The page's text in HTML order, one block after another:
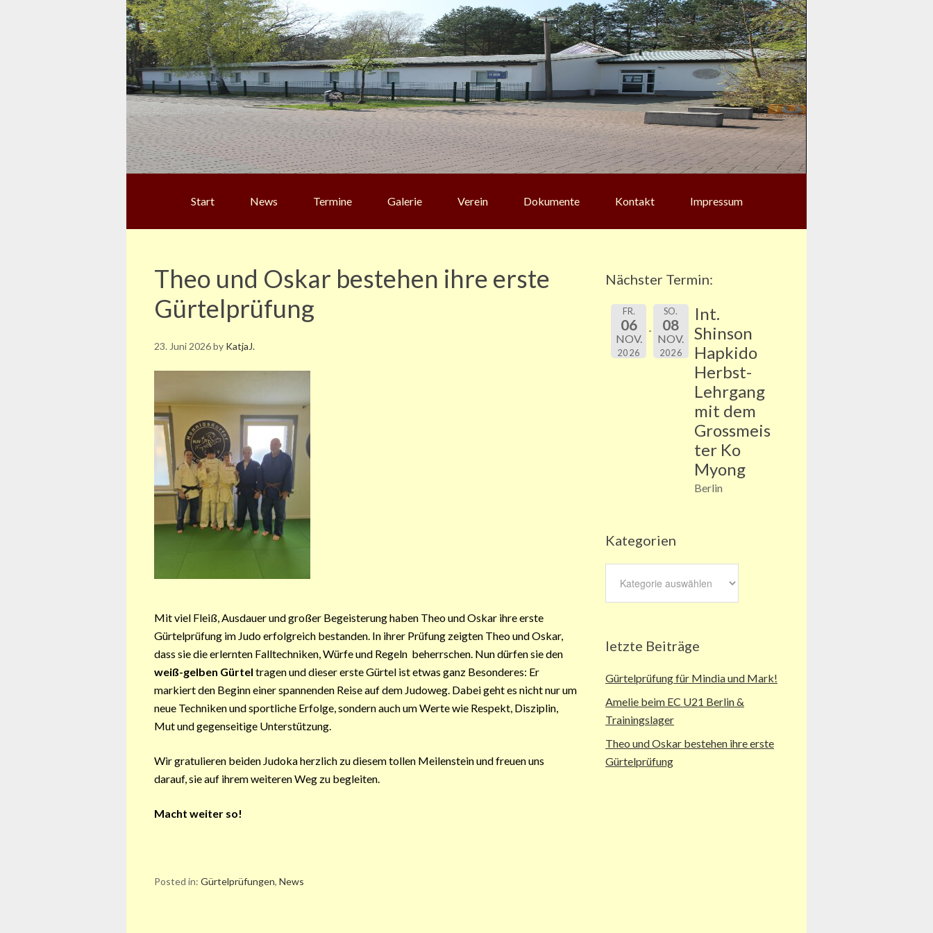
Start News Termine Galerie Verein Dokumente Kontakt Impressum
Theo und Oskar bestehen ihre erste
Gürtelprüfung
23. Juni 2026by KatjaJ.
Mit viel Fleiß, Ausdauer und großer Begeisterung haben Theo und Oskar ihre erste
Gürtelprüfung im Judo erfolgreich bestanden. In ihrer Prüfung zeigten Theo und Oskar,
dass sie die erlernten Falltechniken, Würfe und Regeln beherrschen. Nun dürfen sie den
weiß-gelben Gürtel tragen und dieser erste Gürtel ist etwas ganz Besonderes: Er
markiert den Beginn einer spannenden Reise auf dem Judoweg. Dabei geht es nicht nur um
neue Techniken und sportliche Erfolge, sondern auch um Werte wie Respekt, Disziplin,
Mut und gegenseitige Unterstützung.
Wir gratulieren beiden Judoka herzlich zu diesem tollen Meilenstein und freuen uns
darauf, sie auf ihrem weiteren Weg zu begleiten.
Macht weiter so!
Posted in: Gürtelprüfungen, News
Nächster Termin:
FR.
06
NOV.
2026
SO.
08
NOV.
2026
Int.
Shinson
Hapkido
Herbst-
Lehrgang
mit dem
Grossmeis
ter Ko
Myong
Berlin
Kategorien
letzte Beiträge
Gürtelprüfung für Mindia und Mark!
Amelie beim EC U21 Berlin &
Trainingslager
Theo und Oskar bestehen ihre erste
Gürtelprüfung